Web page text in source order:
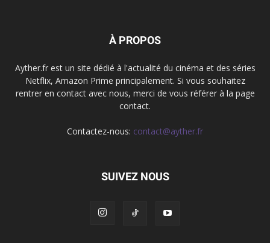
À PROPOS
Ayther.fr est un site dédié à l'actualité du cinéma et des séries
Netflix, Amazon Prime principalement. Si vous souhaitez
rentrer en contact avec nous, merci de vous référer à la page
contact.
Contactez-nous: contact@ayther.fr
SUIVEZ NOUS